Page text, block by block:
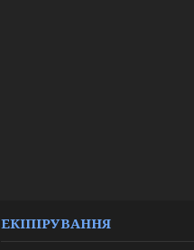
ЕКІПІРУВАННЯ